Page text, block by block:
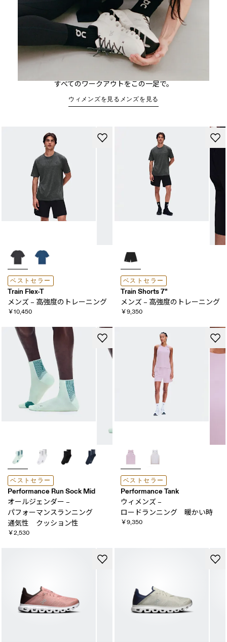
ベストセラー
Train Flex-T
メンズ – 高強度の​トレーニング
￥10,450
ベストセラー
Train Shorts 7"
メンズ – 高強度の​トレーニング
￥9,350
ベストセラー
Performance Run Sock Mid
オールジェンダー –
パフォーマンスランニング ​
通気性 クッション性
￥2,530
ベストセラー
Performance Tank
ウィメンズ –
ロードランニング 暖かい​時
￥9,350
Cloud X 5
すべての​ワークアウトを​この​一足で。
ウィメンズを見る メンズを見る